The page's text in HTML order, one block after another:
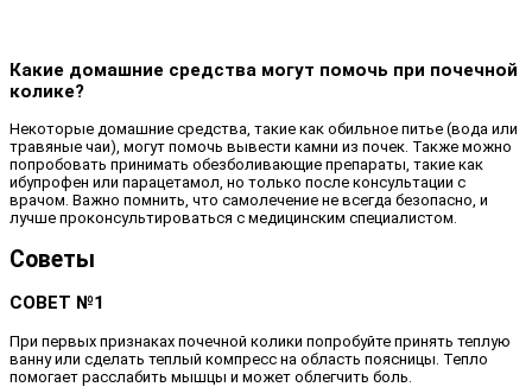
Какие домашние средства могут помочь при почечной
колике?
Некоторые домашние средства, такие как обильное питье (вода или
травяные чаи), могут помочь вывести камни из почек. Также можно
попробовать принимать обезболивающие препараты, такие как
ибупрофен или парацетамол, но только после консультации с
врачом. Важно помнить, что самолечение не всегда безопасно, и
лучше проконсультироваться с медицинским специалистом.
Советы
СОВЕТ №1
При первых признаках почечной колики попробуйте принять теплую
ванну или сделать теплый компресс на область поясницы. Тепло
помогает расслабить мышцы и может облегчить боль.